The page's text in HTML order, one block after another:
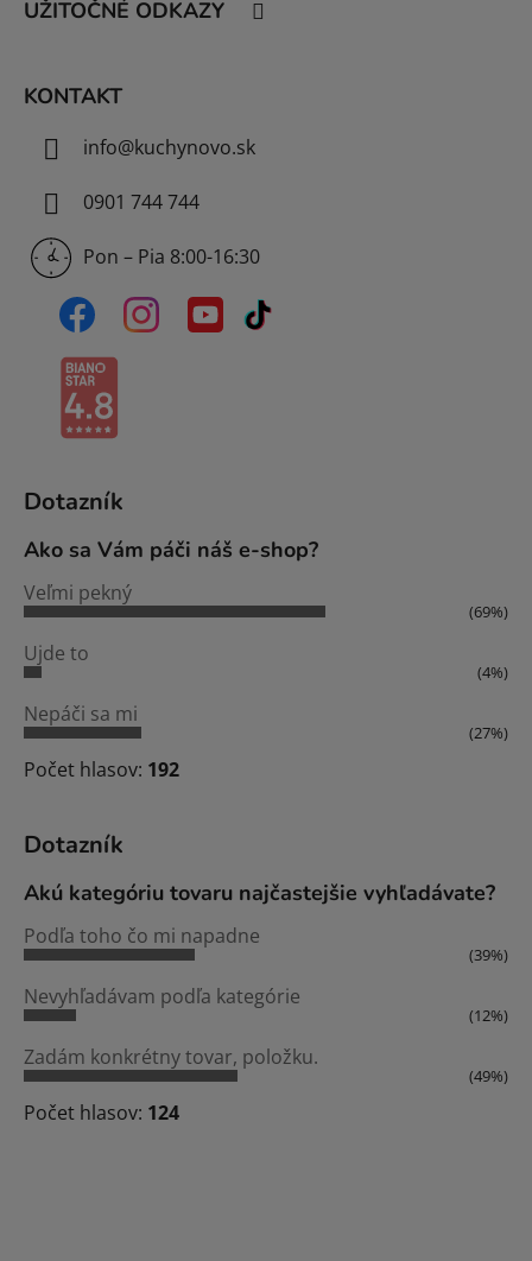
UŽITOČNÉ ODKAZY
KONTAKT
info@kuchynovo.sk
0901 744 744
Pon – Pia 8:00-16:30
Dotazník
Ako sa Vám páči náš e-shop?
Veľmi pekný
(69%)
Ujde to
(4%)
Nepáči sa mi
(27%)
Počet hlasov: 192
Dotazník
Akú kategóriu tovaru najčastejšie vyhľadávate?
Podľa toho čo mi napadne
(39%)
Nevyhľadávam podľa kategórie
(12%)
Zadám konkrétny tovar, položku.
(49%)
Počet hlasov: 124